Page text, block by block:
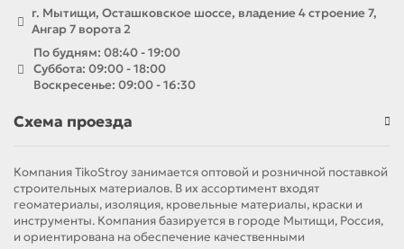
г. Мытищи, Осташковское шоссе, владение 4 строение 7,
Ангар 7 ворота 2
По будням: 08:40 - 19:00
Суббота: 09:00 - 18:00
Воскресенье: 09:00 - 16:30
Схема проезда
Компания TikoStroy занимается оптовой и розничной поставкой
строительных материалов. В их ассортимент входят
геоматериалы, изоляция, кровельные материалы, краски и
инструменты. Компания базируется в городе Мытищи, Россия,
и ориентирована на обеспечение качественными